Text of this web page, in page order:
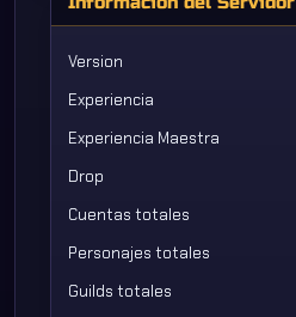
Version
Experiencia
Experiencia Maestra
Drop
Cuentas totales
Personajes totales
Guilds totales